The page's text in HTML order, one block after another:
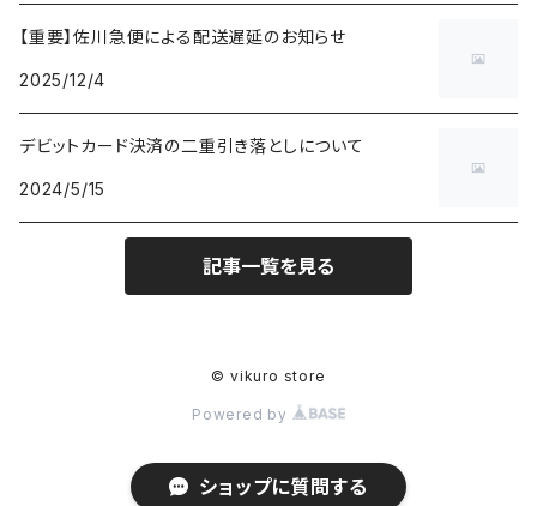
【重要】佐川急便による配送遅延のお知らせ
2025/12/4
デビットカード決済の二重引き落としについて
2024/5/15
記事一覧を見る
© vikuro store
Powered by
ショップに質問する